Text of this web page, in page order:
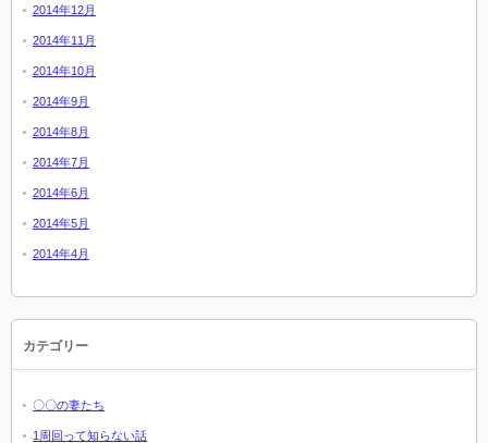
2014年12月
2014年11月
2014年10月
2014年9月
2014年8月
2014年7月
2014年6月
2014年5月
2014年4月
カテゴリー
〇〇の妻たち
1周回って知らない話